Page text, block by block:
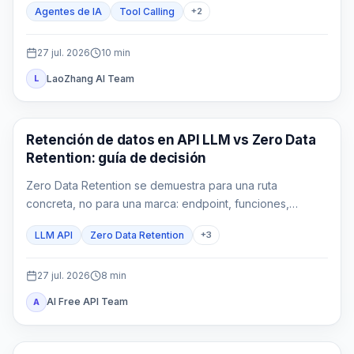
Agentes de IA Tool Calling +2
27 jul. 2026 10 min
L LaoZhang AI Team
Guías API
Retención de datos en API LLM vs Zero Data
Retention: guía de decisión
Zero Data Retention se demuestra para una ruta
concreta, no para una marca: endpoint, funciones,
reglas distintas.
LLM API Zero Data Retention +3
27 jul. 2026 8 min
A AI Free API Team